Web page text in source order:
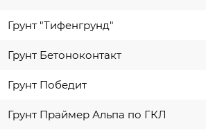
Грунт "Тифенгрунд"
Грунт Бетоноконтакт
Грунт Победит
Грунт Праймер Альпа по ГКЛ